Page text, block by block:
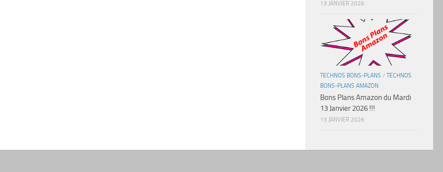
13 JANVIER 2026
TECHNOS BONS-PLANS / TECHNOS
BONS-PLANS AMAZON
Bons Plans Amazon du Mardi
13 Janvier 2026 !!!
13 JANVIER 2026